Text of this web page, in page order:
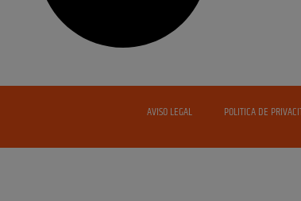
AVISO LEGAL POLITICA DE